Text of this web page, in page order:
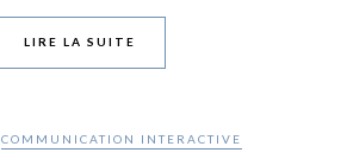
LIRE LA SUITE
COMMUNICATION INTERACTIVE